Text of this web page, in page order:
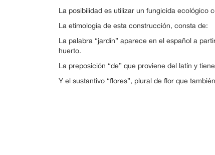
La posibilidad es utilizar un fungicida ecológico
La etimología de esta construcción, consta de:
La palabra “jardín” aparece en el español a
huerto.
La preposición “de” que proviene del latín y
Y el sustantivo “flores”, plural de flor que